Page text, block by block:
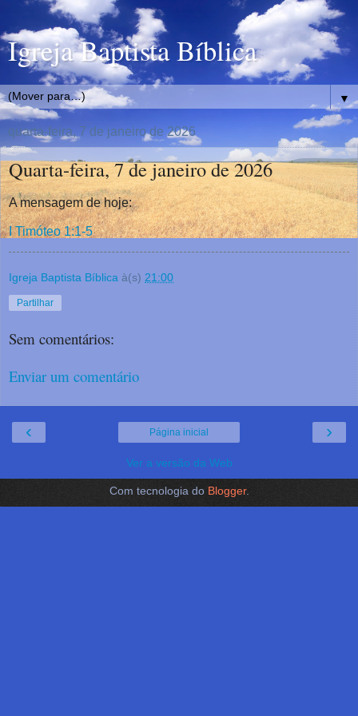
Igreja Baptista Bíblica
▼
quarta-feira, 7 de janeiro de 2026
Quarta-feira, 7 de janeiro de 2026
A mensagem de hoje:
I Timóteo 1:1-5
Igreja Baptista Bíblica à(s) 21:00
Partilhar
Sem comentários:
Enviar um comentário
‹ ›
Página inicial
Ver a versão da Web
Com tecnologia do Blogger.